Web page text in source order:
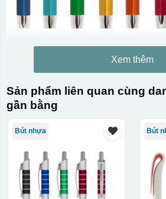
Xem thêm
Sản phẩm liên quan cùng
gần bằng
Bút nhựa Bút